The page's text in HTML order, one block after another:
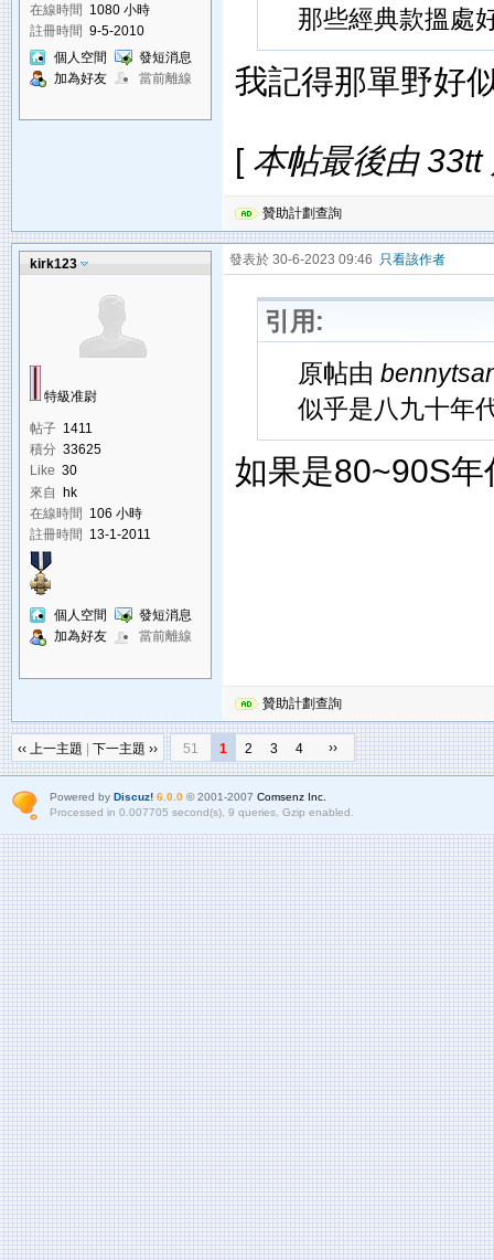
在線時間 1080 小時
註冊時間 9-5-2010
個人空間
發短消息
加為好友
當前離線
那些經典款搵處
我記得那單野好
[本帖最後由 33tt
贊助計劃查詢
kirk123
特級准尉
帖子 1411
積分 33625
Like 30
來自 hk
在線時間 106 小時
註冊時間
13-1-2011
個人空間
發短消息
加為好友
當前離線
發表於 30-6-2023 09:46 只看該作者
引用:
原帖由
似乎是八九十年
如果是80~90S
贊助計劃查詢
‹‹ 上一主題 下一主題 ›› 51 1 2 3 4 ››
Powered by Discuz! 6.0.0© 2001-2007 Comsenz Inc.
Processed in 0.007705 second(s), 9 queries, Gzip enabled.